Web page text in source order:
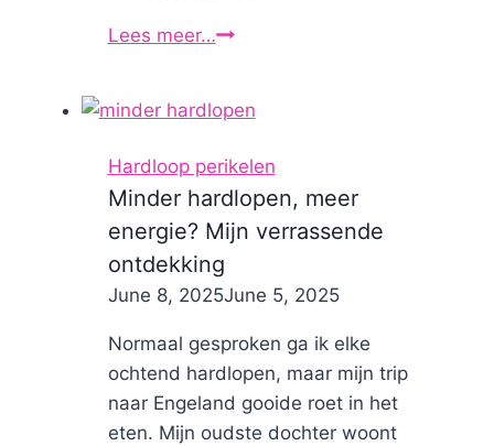
Lees meer…11
Hardloop perikelen
Minder hardlopen, meer
energie? Mijn verrassende
ontdekking
ByNicole
June 8, 2025June 5, 2025
Normaal gesproken ga ik elke
ochtend hardlopen, maar mijn trip
naar Engeland gooide roet in het
eten. Mijn oudste dochter woont